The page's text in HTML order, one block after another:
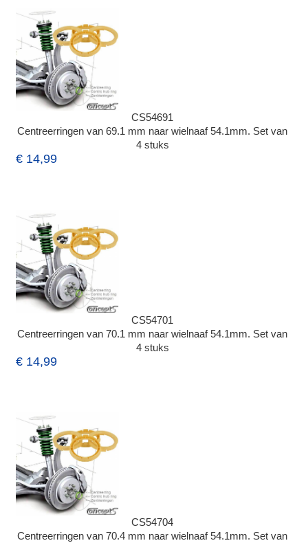
CS54691
Centreerringen van 69.1 mm naar wielnaaf 54.1mm. Set van
4 stuks
€ 14,99
CS54701
Centreerringen van 70.1 mm naar wielnaaf 54.1mm. Set van
4 stuks
€ 14,99
CS54704
Centreerringen van 70.4 mm naar wielnaaf 54.1mm. Set van